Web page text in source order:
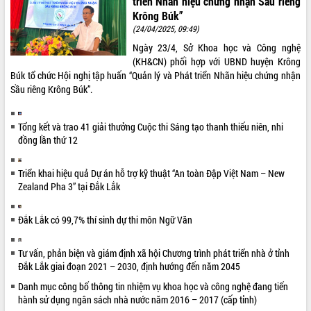
Hội thảo khoa học “Giải pháp thúc đẩy
phát triển nền kinh tế xanh tại tỉnh
Đắk Lắk”
Tăng cường giám sát, đôn đốc thực
hiện nhiệm vụ quản lý tài sản công
hàng tuần
công tác cải cách thủ tục hành chính
tại Trung tâm Phục vụ hành chính
công tỉnh
Đắk Lắk: Tôn vinh 46 giải pháp tại Hội
thi Sáng tạo Kỹ thuật 2024 - 2025
Đắk Lắk rà soát, điều chỉnh Đề án 190
về phát triển nuôi trồng thủy sản
Phó Chủ tịch UBND tỉnh Đắk Lắk
Trương Công Thái kiểm tra thực địa
Dự án cao tốc Khánh Hòa - Buôn Ma
Thuột
Định vị cà phê Việt Nam như một “di
sản sống” trong dòng chảy toàn cầu
Krông Búk”
(24/04/2025, 09:49)
Ngày 23/4, Sở Khoa học và Công nghệ
(KH&CN) phối hợp với UBND huyện Krông
Búk tổ chức Hội nghị tập huấn “Quản lý và Phát triển Nhãn hiệu chứng nhận
Sầu riêng Krông Búk”.
Tổng kết và trao 41 giải thưởng Cuộc thi Sáng tạo thanh thiếu niên, nhi
đồng lần thứ 12
Triển khai hiệu quả Dự án hỗ trợ kỹ thuật “An toàn Đập Việt Nam – New
Zealand Pha 3” tại Đắk Lắk
Đắk Lắk có 99,7% thí sinh dự thi môn Ngữ Văn
Tư vấn, phản biện và giám định xã hội Chương trình phát triển nhà ở tỉnh
Đắk Lắk giai đoạn 2021 – 2030, định hướng đến năm 2045
Danh mục công bố thông tin nhiệm vụ khoa học và công nghệ đang tiến
hành sử dụng ngân sách nhà nước năm 2016 – 2017 (cấp tỉnh)